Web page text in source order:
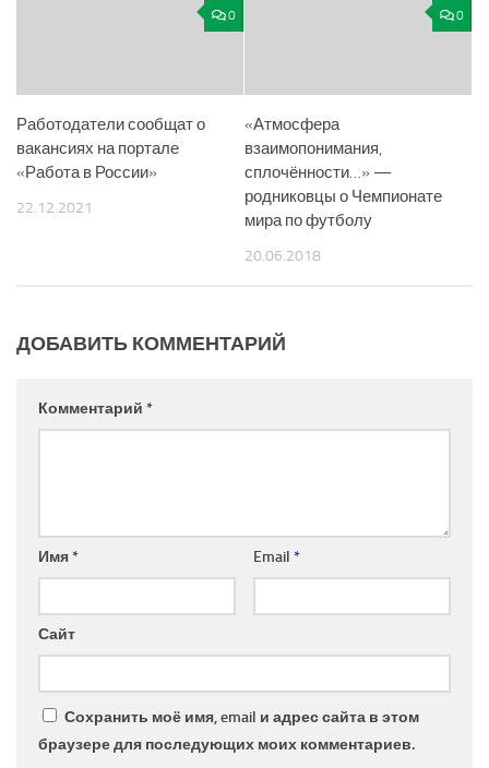
0
Работодатели сообщат о
вакансиях на портале
«Работа в России»
22.12.2021
0
«Атмосфера
взаимопонимания,
сплочённости…» —
родниковцы о Чемпионате
мира по футболу
20.06.2018
ДОБАВИТЬ КОММЕНТАРИЙ
Комментарий *
Имя* Email *
Сайт
Сохранить моё имя, email и адрес сайта в этом
браузере для последующих моих комментариев.